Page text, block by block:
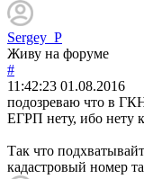
Sergey_P
Живу на форуме
#
11:42:23 01.08.2016
подозреваю что в
ЕГРП нету, ибо нету
Так что
кадастровый номер